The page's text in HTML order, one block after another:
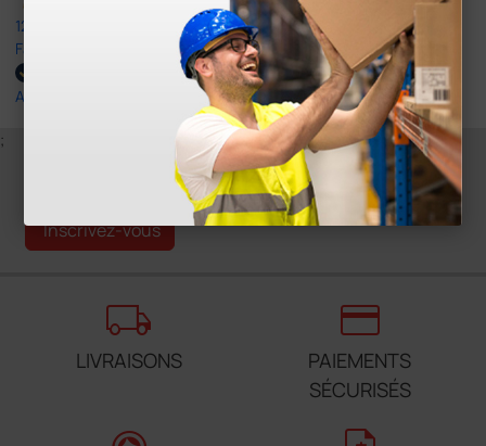
12 Fev 2025
Facile efficace. délivrance rapide.
Acheteur vérifié
;
Inscrivez-vous à notre newsletter
Inscrivez-vous
local_shipping
LIVRAISONS
credit_card
PAIEMENTS
SÉCURISÉS